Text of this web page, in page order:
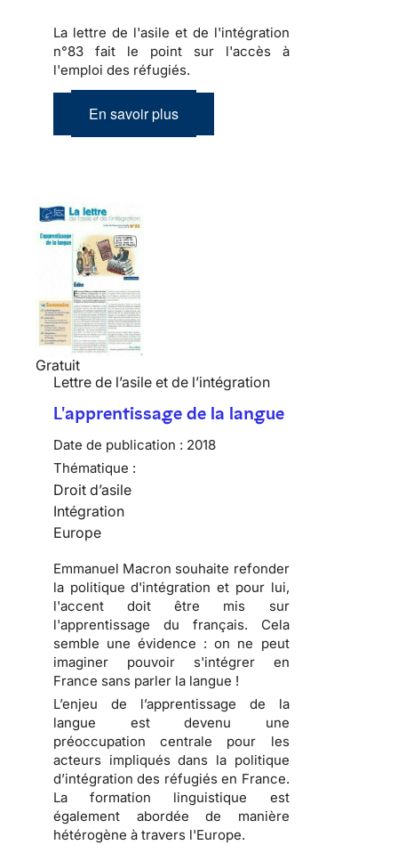
La lettre de l'asile et de l'intégration
n°83 fait le point sur l'accès à
l'emploi des réfugiés.
En savoir plus
Gratuit
Lettre de l’asile et de l’intégration
L'apprentissage de la langue
Date de publication : 2018
Thématique :
Droit d’asile
Intégration
Europe
Emmanuel Macron souhaite refonder
la politique d'intégration et pour lui,
l'accent doit être mis sur
l'apprentissage du français. Cela
semble une évidence : on ne peut
imaginer pouvoir s'intégrer en
France sans parler la langue !
L’enjeu de l’apprentissage de la
langue est devenu une
préoccupation centrale pour les
acteurs impliqués dans la politique
d’intégration des réfugiés en France.
La formation linguistique est
également abordée de manière
hétérogène à travers l'Europe.